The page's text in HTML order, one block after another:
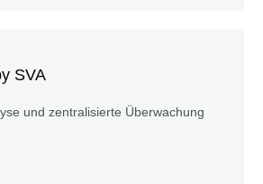
SVA
und zentralisierte Überwachung